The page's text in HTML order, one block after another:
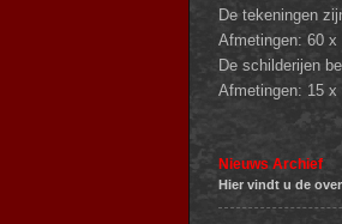
De tekeningen
Afmetingen: 60 x
De schilderijen
Afmetingen: 15 x
Nieuws Archief
Hier vindt u de